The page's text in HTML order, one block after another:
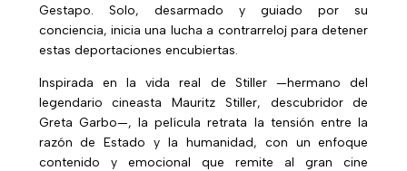
Gestapo. Solo, desarmado y guiado por su
conciencia, inicia una lucha a contrarreloj para detener
estas deportaciones encubiertas.
Inspirada en la vida real de Stiller —hermano del
legendario cineasta Mauritz Stiller, descubridor de
Greta Garbo—, la película retrata la tensión entre la
razón de Estado y la humanidad, con un enfoque
contenido y emocional que remite al gran cine